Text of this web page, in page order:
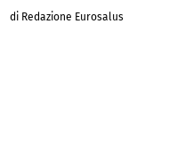
di Redazione Eurosalus